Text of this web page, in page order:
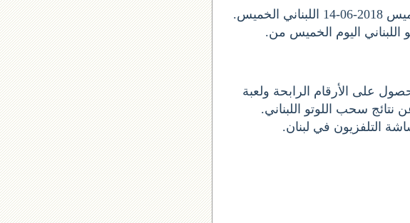
اخر سحب اخر لوتو ارقام السحب الأرقام الستة الاساسية الخميس 2018-06-14 اللبناني الخميس.
اللبناني اليوم الخميس 2018-06-14, و للحصول على الأرقام الرابحة ولعبة
نتائج سحب اللوتو اللبناني.
التلفزيون في لبنان.